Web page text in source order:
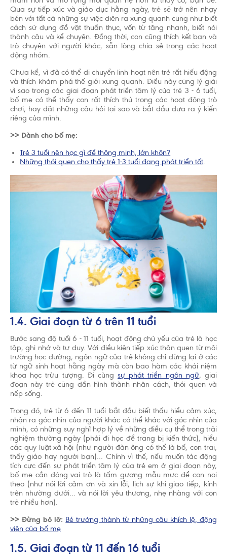
Qua sự tiếp xúc và giáo dục hằng ngày, trẻ sẽ trở nên nhạy
bén với tất cả những sự việc diễn ra xung quanh cũng như biết
cách sử dụng đồ vật thuần thục, vốn từ tăng nhanh, biết nói
thành câu và kể chuyện. Đồng thời, con cũng thích kết bạn và
trò chuyện với người khác, sẵn lòng chia sẻ trong các hoạt
động nhóm.
Chưa kể, vì đã có thể di chuyển linh hoạt nên trẻ rất hiếu động
và thích khám phá thế giới xung quanh. Điều này cũng lý giải
vì sao trong các giai đoạn phát triển tâm lý của trẻ 3 - 6 tuổi,
bố mẹ có thể thấy con rất thích thú trong các hoạt động trò
chơi, hay đặt những câu hỏi tại sao và bắt đầu đưa ra ý kiến
riêng của mình.
>> Dành cho bố mẹ:
Trẻ 3 tuổi nên học gì để thông minh, lớn khôn?
Những thói quen cho thấy trẻ 1-3 tuổi đang phát triển tốt.
1.4. Giai đoạn từ 6 trên 11 tuổi
Bước sang độ tuổi 6 - 11 tuổi, hoạt động chủ yếu của trẻ là học
tập, ghi nhớ và tư duy. Với điều kiện tiếp xúc thân quen từ môi
trường học đường, ngôn ngữ của trẻ không chỉ dừng lại ở các
từ ngữ sinh hoạt hằng ngày mà còn bao hàm các khái niệm
khoa học trừu tượng. Đi cùngsự phát triển ngôn ngữ, giai
đoạn này trẻ cũng dần hình thành nhân cách, thói quen và
nếp sống.
Trong đó, trẻ từ 6 đến 11 tuổi bắt đầu biết thấu hiểu cảm xúc,
nhận ra góc nhìn của người khác có thể khác với góc nhìn của
mình, có những suy nghĩ hợp lý về những điều cụ thể trong trải
nghiệm thường ngày (phải đi học để trang bị kiến thức), hiểu
các quy luật xã hội (như người đàn ông có thể là bố, con trai,
thầy giáo hay người bạn)… Chính vì thế, nếu muốn tác động
tích cực đến sự phát triển tâm lý của trẻ em ở giai đoạn này,
bố mẹ cần đóng vai trò là tấm gương mẫu mực để con noi
theo (như nói lời cảm ơn và xin lỗi, lịch sự khi giao tiếp, kính
trên nhường dưới… và nói lời yêu thương, nhẹ nhàng với con
trẻ nhiều hơn).
>> Đừng bỏ lỡ: Bé trưởng thành từ những câu khích lệ, động
viên của bố mẹ
1.5. Giai đoạn từ 11 đến 16 tuổi